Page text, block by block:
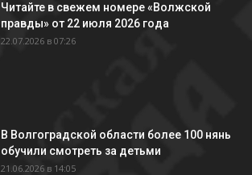
Читайте в свежем номере «Волжской
правды» от 22 июля 2026 года
22.07.2026 в 07:26
В Волгоградской области более 100 нянь
обучили смотреть за детьми
21.06.2026 в 14:05